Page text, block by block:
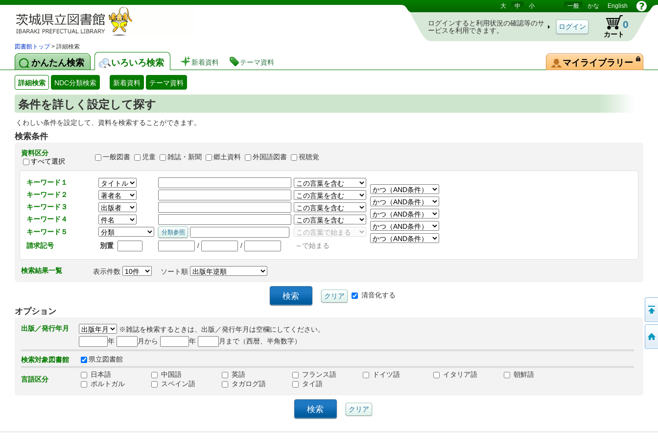
茨城県立図書館 蔵書検索・予約システム 大 中 小 一般 かな English
ログインすると利用状況の確認等のサ
ービスを利用できます。
カート
0
図書館トップ> 詳細検索
かんたん検索 いろいろ検索 新着資料 テーマ資料 マイライブラリー
詳細検索 NDC分類検索 新着資料 テーマ資料
条件を詳しく設定して探す
くわしい条件を設定して、資料を検索することができます。
検索条件
資料区分
すべて選択
一般図書 児童 雑誌・新聞 郷土資料 外国語図書 視聴覚
キーワード１
キーワード２
キーワード３
キーワード４
キーワード５
請求記号
別置 / / ～で始まる
検索結果一覧 表示件数 ソート順
清音化する
オプション
出版／発行年月
※雑誌を検索するときは、出版／発行年月は空欄にしてください。
年
月から 年 月まで（西暦、半角数字）
検索対象図書館 県立図書館
言語区分
日本語 中国語 英語 フランス語 ドイツ語 イタリア語
朝鮮語
ポルトガル
スペイン語 タガログ語 タイ語